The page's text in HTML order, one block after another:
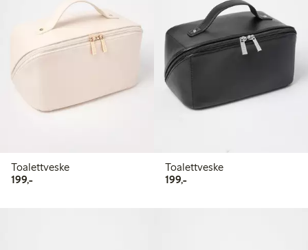
Toalettveske
199,-199,00 kr
Toalettveske
199,-199,00 kr